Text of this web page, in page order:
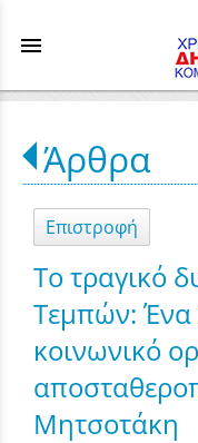
menu
Άρθρα
Επιστροφή
Το τραγικό
Τεμπών: Ένα
κοινωνικό
Μητσοτάκη